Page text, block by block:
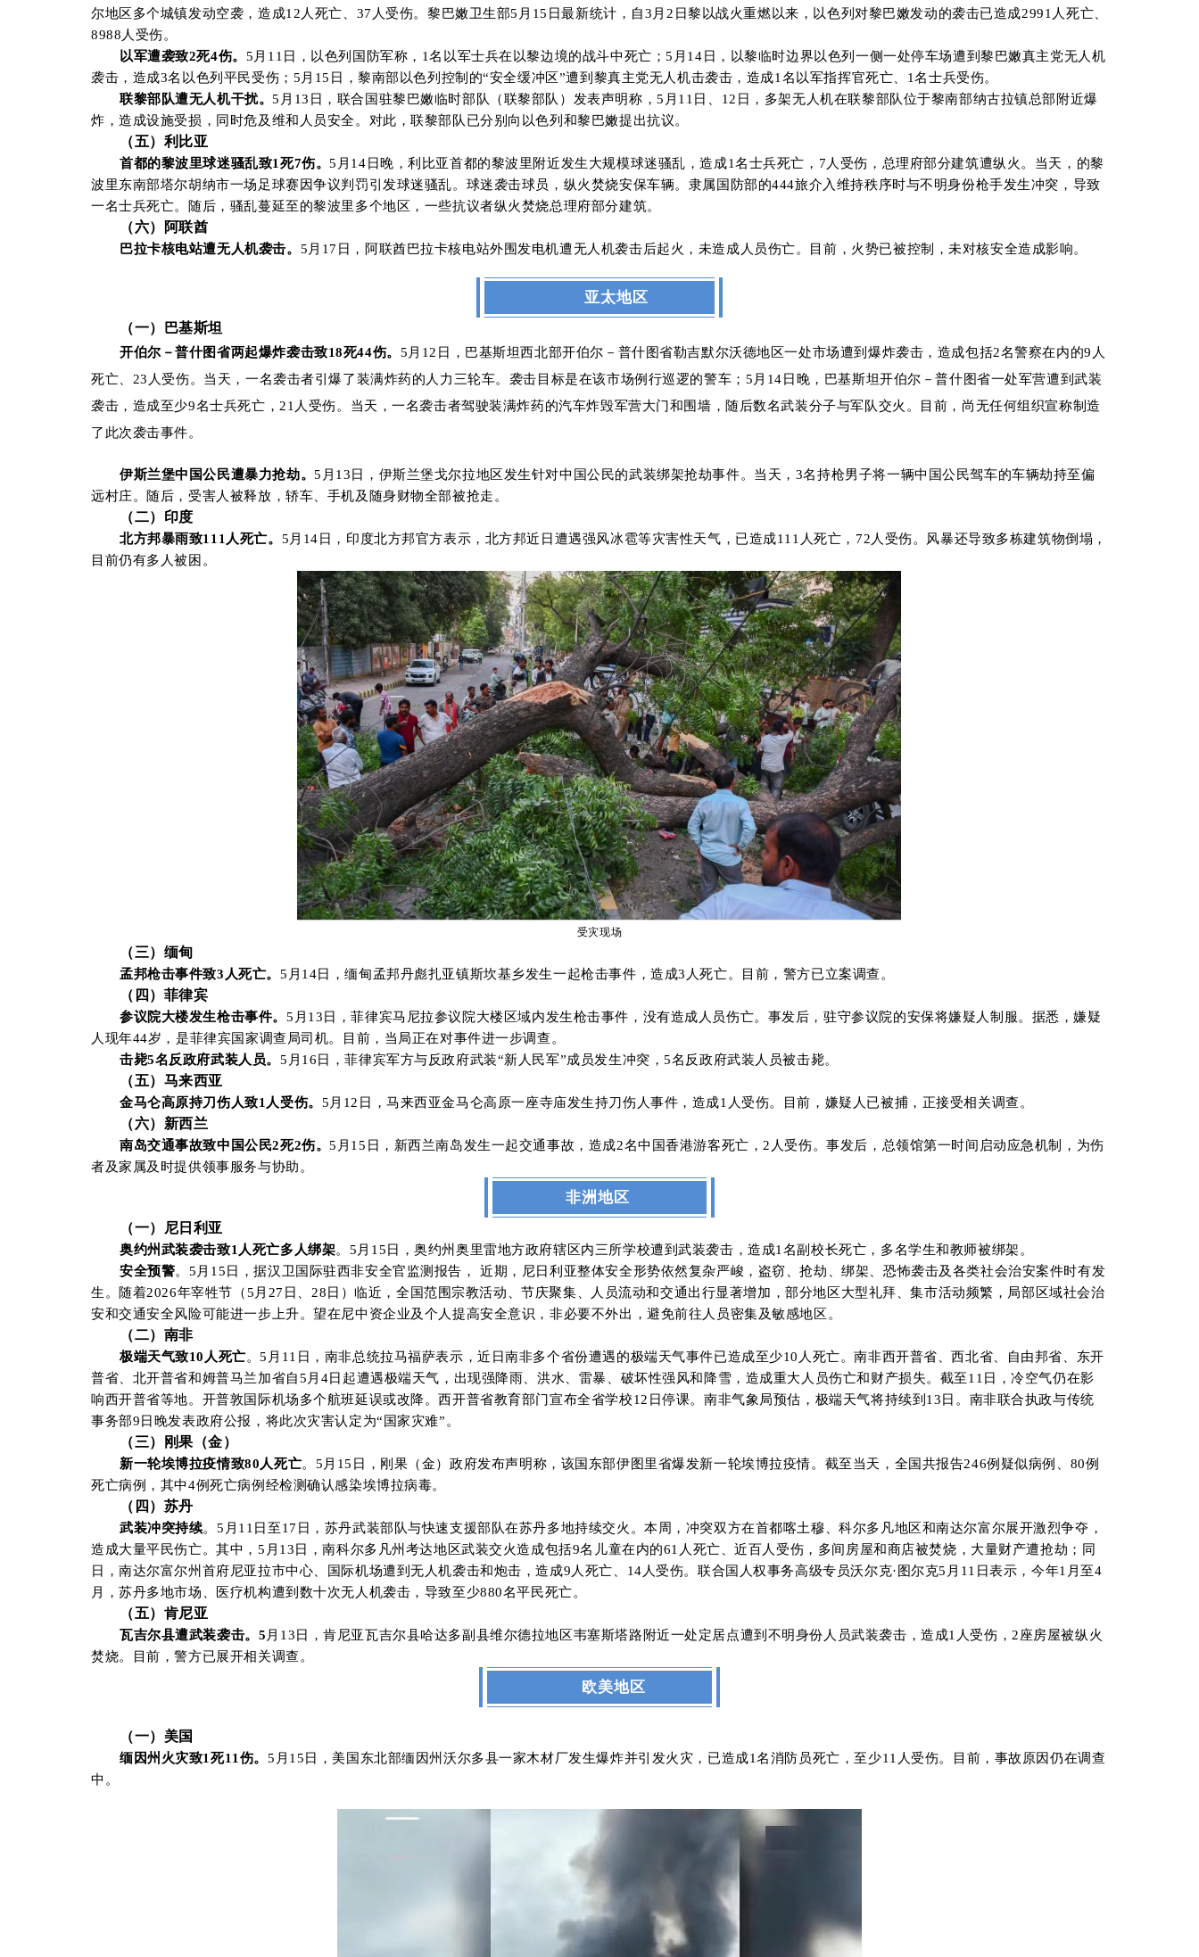
尔地区多个城镇发动空袭，造成12人死亡、37人受伤。黎巴嫩卫生部5月15日最新统计，自3月2日黎以战火重燃以来，以色列对黎巴嫩发动的袭击已造成2991人死亡、
8988人受伤。
以军遭袭致2死4伤。 5月11日，以色列国防军称，1名以军士兵在以黎边境的战斗中死亡；5月14日，以黎临时边界以色列一侧一处停车场遭到黎巴嫩真主党无人机
袭击，造成3名以色列平民受伤；5月15日，黎南部以色列控制的“安全缓冲区”遭到黎真主党无人机击袭击，造成1名以军指挥官死亡、1名士兵受伤。
联黎部队遭无人机干扰。5月13日，联合国驻黎巴嫩临时部队（联黎部队）发表声明称，5月11日、12日，多架无人机在联黎部队位于黎南部纳古拉镇总部附近爆
炸，造成设施受损，同时危及维和人员安全。对此，联黎部队已分别向以色列和黎巴嫩提出抗议。
（五）利比亚
首都的黎波里球迷骚乱致1死7伤。5月14日晚，利比亚首都的黎波里附近发生大规模球迷骚乱，造成1名士兵死亡，7人受伤，总理府部分建筑遭纵火。当天，的黎
波里东南部塔尔胡纳市一场足球赛因争议判罚引发球迷骚乱。球迷袭击球员，纵火焚烧安保车辆。隶属国防部的444旅介入维持秩序时与不明身份枪手发生冲突，导致
一名士兵死亡。随后，骚乱蔓延至的黎波里多个地区，一些抗议者纵火焚烧总理府部分建筑。
（六）阿联酋
巴拉卡核电站遭无人机袭击。 5月17日，阿联酋巴拉卡核电站外围发电机遭无人机袭击后起火，未造成人员伤亡。目前，火势已被控制，未对核安全造成影响。
亚太地区
（一）巴基斯坦
开伯尔－普什图省两起爆炸袭击致18死44伤。 5 月 12 日 ， 巴基斯坦西北部开伯尔－普什图省勒吉默尔沃德地区一处市场遭到爆炸袭击 ，造成包括2名警察在内的9 人
死亡、 23 人受伤。 当天 ，一名袭击者引爆了装满炸药的人力三轮车。 袭击目标是在该市场例行巡逻的警车； 5 月 14 日 晚 ，巴基斯坦开伯尔－普什 图省一处军营遭到武装
袭击 ，造成至少9名士兵死亡， 21 人受伤。 当天 ，一名袭击者驾驶装满炸药的汽车炸毁军营大门和围墙 ， 随后数名武装分子与军队交火。目前 ，尚无任何组织宣称制造
了此次袭击事件。
伊斯兰堡中国公民遭暴力抢劫。5 月 13 日，伊斯兰堡戈尔拉地区发生针对中国公民的武装绑架抢劫事件。当天， 3名持枪男子将一辆中国公民驾车的车辆劫持至偏
远村庄。 随后， 受害人被释放，轿车、手机及随身财物全部被抢走。
（二）印度
北方邦暴雨致111 人死亡。 5 月 14 日 ，印度北方邦官方表示， 北方邦近日 遭遇强风冰雹等灾害性天气 ， 已造成111 人死亡， 72 人受伤。风暴还导致多栋建筑物倒塌，
目前仍有多人被困。
受灾现场
（三） 缅甸
孟邦枪击事件致3人死亡。 5月14日，缅甸孟邦丹彪扎亚镇斯坎基乡发生一起枪击事件，造成3人死亡。目前，警方已立案调查。
（ 四 ）菲律宾
参议院大楼发生枪击事件。 5 月 13 日 ，菲律宾马尼拉参议院大楼区域内发生枪击事件，没有造成人员伤亡。事发后，驻守参议院的安保将嫌疑人制服。 据悉，嫌疑
人现年44岁 ，是菲律宾国家调查局司机。 目前， 当局正在对事件进一步调查。
击毙5名反政府武装人员。 5月16日，菲律宾军方与反政府武装“新人民军”成员发生冲突，5名反政府武装人员被击毙。
（五）马来西亚
金马仑高原持刀伤人致1 人受伤。 5 月 12 日，马来西亚金马仑高原一座寺庙发生持刀伤人事件 ， 造成1 人受伤。 目前 ， 嫌疑人已被捕 ，正接受相关调查 。
（六）新西兰
南岛交通事故致中国公民2死2伤。5 月 1 5 日 ， 新西兰南岛发生一起交通事故，造成2名中国香港游客死亡， 2 人受伤。事发后， 总领馆第一时间启动应急机制，为伤
者及家属及时提供领事服务与协助。
非洲地区
（一） 尼 日 利 亚
奥约州武装袭击致1人死亡多人绑架。 5月15日，奥约州奥里雷地方政府辖区内三所学校遭到武装袭击，造成1名副校长死亡，多名学生和教师被绑架。
安全预警。 5月15日，据汉卫国际驻西非安全官监测报告， 近期，尼日利亚整体安全形势依然复杂严峻，盗窃、抢劫、绑架、恐怖袭击及各类社会治安案件时有发
生。随着2026年宰牲节（5月27日、28日）临近，全国范围宗教活动、节庆聚集、人员流动和交通出行显著增加，部分地区大型礼拜、集市活动频繁，局部区域社会治
安和交通安全风险可能进一步上升。望在尼中资企业及个人提高安全意识，非必要不外出，避免前往人员密集及敏感地区。
（二）南非
极端天气致10 人死亡。5 月 11 日 ， 南非总统拉马福萨表示 ，近日南非多个省份遭遇的极端天气事件已造成至少10 人死亡。南非西开普省、西北省、自由邦省、东开
普省、北开普省和姆普马兰加省自5 月 4日起遭遇极端天气，出现强降雨、洪水、雷暴、破坏性强风和降雪，造成重大 人员伤亡和财产损失。 截至11 日，冷空气仍在影
响西开普省等地。开普敦国际机场多个航班延误或改降。西开普省教育部门宣布全省学校12 日停课。南非气象局预估，极端天气将持续到 13 日。南非联合执政与传统
事务部9 日晚发表政府公报，将此次灾害认定为“ 国家灾难” 。
（三）刚果（金）
新一轮埃博拉疫情致80 人死亡。 5 月 15 日 ， 刚果（金）政府发布声明称 ，该国东部伊图里省爆发新一轮埃博拉疫情。 截至当天，全国共报告246例疑似病例、 80例
死亡病例，其中4例死亡病例经检测确认感染埃博拉病毒。
（ 四 ）苏丹
武装冲突持续。5月11日至17日，苏丹武装部队与快速支援部队在苏丹多地持续交火。本周，冲突双方在首都喀土穆、科尔多凡地区和南达尔富尔展开激烈争夺，
造成大量平民伤亡。其中，5月13日，南科尔多凡州考达地区武装交火造成包括9名儿童在内的61人死亡、近百人受伤，多间房屋和商店被焚烧，大量财产遭抢劫；同
日，南达尔富尔州首府尼亚拉市中心、国际机场遭到无人机袭击和炮击，造成9人死亡、14人受伤。联合国人权事务高级专员沃尔克·图尔克5月11日表示，今年1月至4
月，苏丹多地市场、医疗机构遭到数十次无人机袭击，导致至少880名平民死亡。
（五）肯尼亚
瓦吉尔县遭武装袭击。5 月 13 日，肯尼亚瓦吉尔县哈达多副县维尔德拉地区韦塞斯塔路附近一处定居点遭到不明身份人员武装袭击，造成1 人受伤，2座房屋被纵火
焚烧。目前，警方已展开相关调查。
欧美地区
（一） 美国
缅因州 火灾致1死11 伤。 5 月 15 日，美国东北部缅因州沃尔多县一家木材厂发生爆炸并引发火灾，已造成1名消防员死亡，至少11 人受伤。 目前 ，事故原因仍在调查
中。